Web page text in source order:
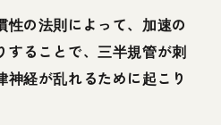
の法則によって、加速の
することで、三半規管が刺
経が乱れるために起こり